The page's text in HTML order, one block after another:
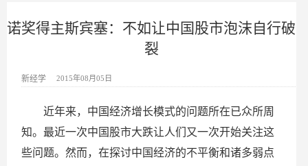
诺奖得主斯宾塞：不如让中国股市泡沫自行破
裂
新经学 2015年08月05日
近年来，中国经济增长模式的问题所在已众所周
知。最近一次中国股市大跌让人们又一次开始关注这
些问题。然而，在探讨中国经济的不平衡和诸多弱点